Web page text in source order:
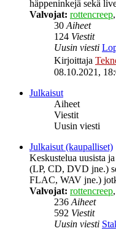
häppeninkejä sekä
Valvojat: rottencreep,
30Aiheet
124 Viestit
Uusin viesti
Kirjoittaja
08.10.2021,
Julkaisut
Aiheet
Viestit
Uusin viesti
Julkaisut (kaupalliset)
Keskustelua uusista
(LP, CD, DVD jne.)
FLAC, WAV jne.)
Valvojat: rottencreep,
236Aiheet
592 Viestit
Uusin viesti